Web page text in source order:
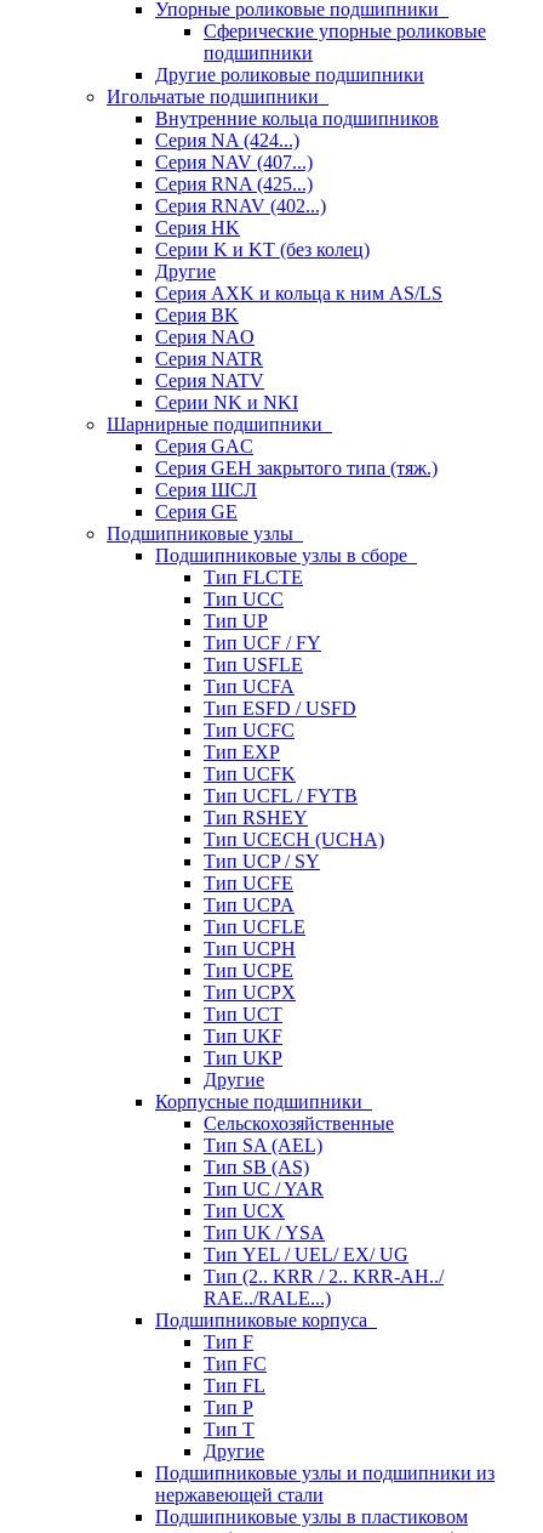
Упорные роликовые подшипники
Сферические упорные роликовые
подшипники
Другие роликовые подшипники
Игольчатые подшипники
Внутренние кольца подшипников
Серия NA (424...)
Серия NAV (407...)
Серия RNA (425...)
Серия RNAV (402...)
Серия HK
Серии K и KT (без колец)
Другие
Серия AXK и кольца к ним AS/LS
Серия BK
Серия NAO
Серия NATR
Серия NATV
Серии NK и NKI
Шарнирные подшипники
Серия GAC
Серия GEH закрытого типа (тяж.)
Серия ШСЛ
Серия GE
Подшипниковые узлы
Подшипниковые узлы в сборе
Тип FLCTE
Тип UCC
Тип UP
Тип UCF / FY
Тип USFLE
Тип UCFA
Тип ESFD / USFD
Тип UCFC
Тип EXP
Тип UCFK
Тип UCFL / FYTB
Тип RSHEY
Тип UCECH (UCHA)
Тип UCP / SY
Тип UCFE
Тип UCPA
Тип UCFLE
Тип UCPH
Тип UCPE
Тип UCPX
Тип UCT
Тип UKF
Тип UKP
Другие
Корпусные подшипники
Сельскохозяйственные
Тип SA (AEL)
Тип SB (AS)
Тип UC / YAR
Тип UCX
Тип UK / YSA
Тип YEL / UEL/ EX/ UG
Тип (2.. KRR / 2.. KRR-AH../
RAE../RALE...)
Подшипниковые корпуса
Тип F
Тип FC
Тип FL
Тип P
Тип T
Другие
Подшипниковые узлы и подшипники из
нержавеющей стали
Подшипниковые узлы в пластиковом